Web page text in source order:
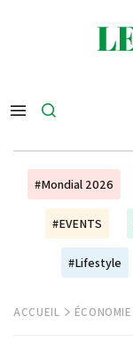
#Mondial 2026
#EVENTS
#Lifestyle
ACCUEIL ÉCONOMIE